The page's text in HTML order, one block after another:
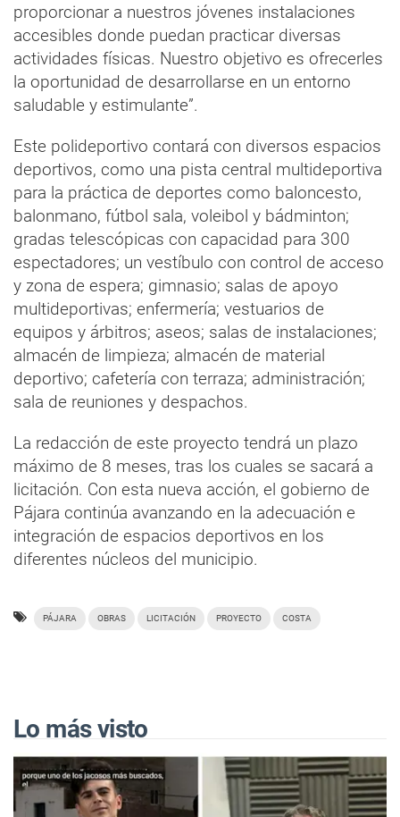
proporcionar a nuestros jóvenes instalaciones
accesibles donde puedan practicar diversas
actividades físicas. Nuestro objetivo es ofrecerles
la oportunidad de desarrollarse en un entorno
saludable y estimulante”.
Este polideportivo contará con diversos espacios
deportivos, como una pista central multideportiva
para la práctica de deportes como baloncesto,
balonmano, fútbol sala, voleibol y bádminton;
gradas telescópicas con capacidad para 300
espectadores; un vestíbulo con control de acceso
y zona de espera; gimnasio; salas de apoyo
multideportivas; enfermería; vestuarios de
equipos y árbitros; aseos; salas de instalaciones;
almacén de limpieza; almacén de material
deportivo; cafetería con terraza; administración;
sala de reuniones y despachos.
La redacción de este proyecto tendrá un plazo
máximo de 8 meses, tras los cuales se sacará a
licitación. Con esta nueva acción, el gobierno de
Pájara continúa avanzando en la adecuación e
integración de espacios deportivos en los
diferentes núcleos del municipio.
PÁJARA OBRAS LICITACIÓN PROYECTO COSTA
Lo más visto